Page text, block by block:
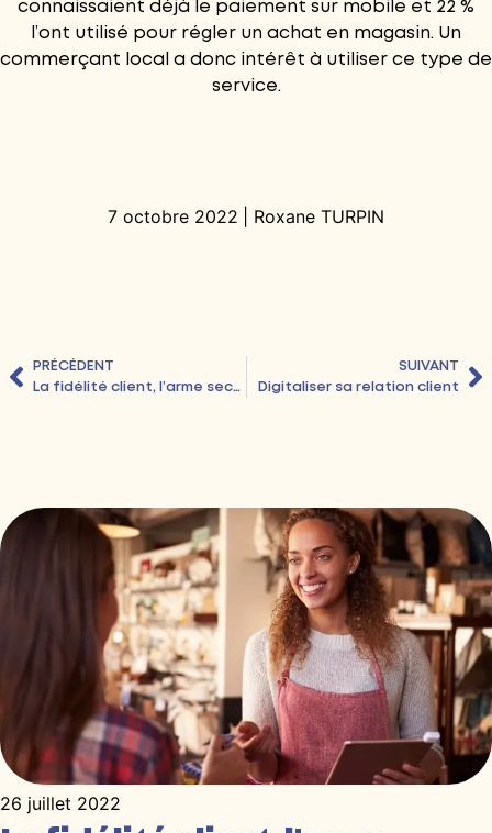
connaissaient déjà le paiement sur mobile et 22 %
l’ont utilisé pour régler un achat en magasin. Un
commerçant local a donc intérêt à utiliser ce type de
service.
7 octobre 2022 Roxane TURPIN
PRÉCÉDENT
La fidélité client, l’arme secrète des distributeurs
SUIVANT
Digitaliser sa relation client
26 juillet 2022